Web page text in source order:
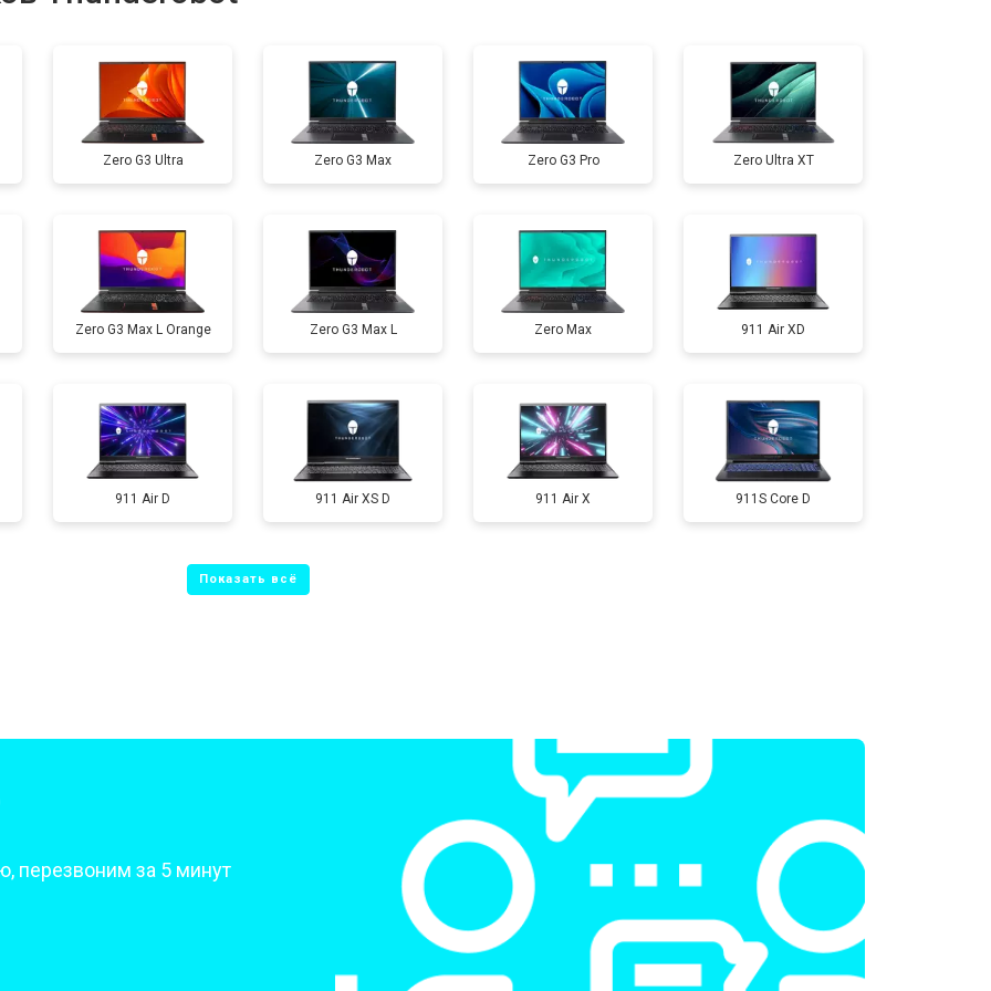
от 80 мин от 2300 ₽ Заказать
от 60 мин от 3300 ₽ Заказать
от 110 мин от 3800 ₽ Заказать
от 50 мин от 1500 ₽ Заказать
от 90 мин от 2900 ₽ Заказать
от 40 мин от 1200 ₽
от 80 мин
от 3500 ₽
от 2200 ₽ Заказать
от 1700 ₽ Заказать
Zero G3 Ultra Zero G3 Max Zero G3 Pro Zero Ultra XT
Zero G3 Max L Orange Zero G3 Max L Zero Max 911 Air XD
911 Air D 911 Air XS D 911 Air X 911S Core D
перезвоним за 5 минут